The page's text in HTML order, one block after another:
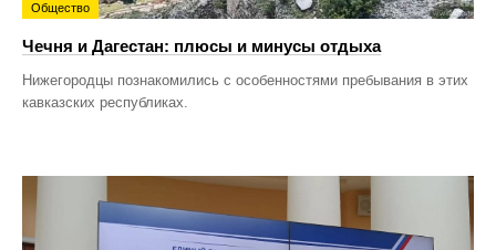
Общество
Чечня и Дагестан: плюсы и минусы отдыха
Нижегородцы познакомились с особенностями пребывания в этих
кавказских республиках.